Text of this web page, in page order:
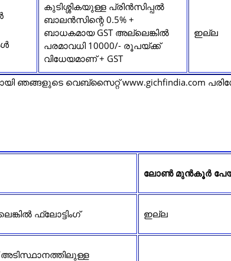
കുടിശ്ശികയുള്ള പ്രിൻസിപ്പൽ
ബാലൻസിന്റെ 0.5% +
ബാധകമായ GST അല്ലെങ്കിൽ
പരമാവധി 10000/- രൂപയ്ക്ക്
വിധേയമാണ് + GST
ഇല്ല
ഞങ്ങളുടെ വെബ്സൈറ്റ് www.gichfindia.com
ലോൺ മുൻകൂർ
ഫ്ലോട്ടിംഗ് ഇല്ല
അടിസ്ഥാനത്തിലുള്ള